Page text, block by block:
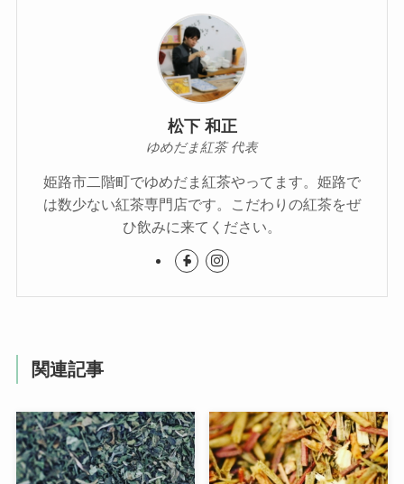
松下 和正
ゆめだま紅茶 代表
姫路市二階町でゆめだま紅茶やってます。姫路で
は数少ない紅茶専門店です。こだわりの紅茶をぜ
ひ飲みに来てください。
関連記事